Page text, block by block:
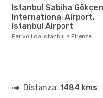
International Airport,
Istanbul Airport
Per voli da Istanbul a Firenze
Distanza: 1484 kms